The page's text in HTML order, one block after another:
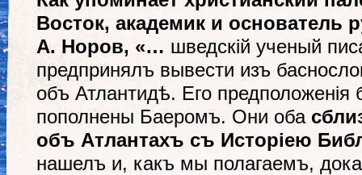
Восток, академик и основатель
А. Норов, «… шведскій ученый
предпринялъ вывести изъ
объ Атлантидѣ. Его предположенія
пополнены Баеромъ. Они оба
объ Атлантахъ съ Исторіею
нашелъ и, какъ мы полагаемъ,